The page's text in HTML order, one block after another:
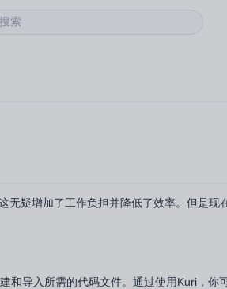
索
无疑增加了工作负担并降低了效率。但是现
和导入所需的代码文件。通过使用Kuri，你